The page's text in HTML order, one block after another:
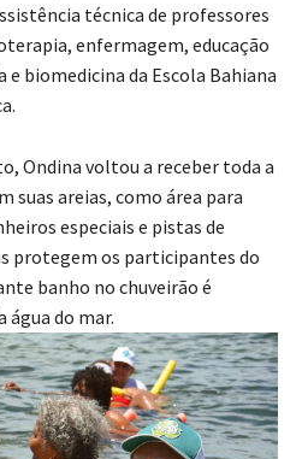
técnica de professores
enfermagem, educação
biomedicina da Escola Bahiana
Ondina voltou a receber toda a
areias, como área para
especiais e pistas de
protegem os participantes do
banho no chuveirão é
do mar.